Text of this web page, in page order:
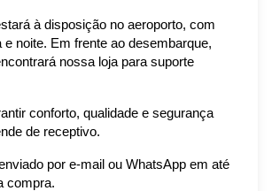
à disposição no aeroporto, com
e noite. Em frente ao desembarque,
nossa loja para suporte
conforto, qualidade e segurança
de receptivo.
por e-mail ou WhatsApp em até
compra.